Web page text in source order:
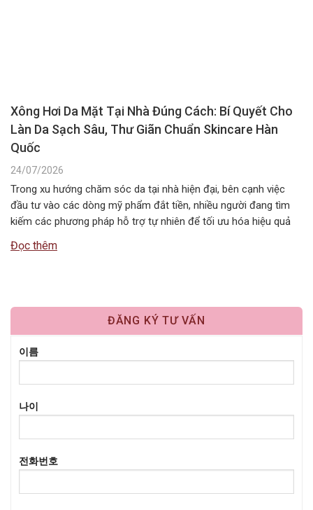
Xông Hơi Da Mặt Tại Nhà Đúng Cách: Bí Quyết Cho
Làn Da Sạch Sâu, Thư Giãn Chuẩn Skincare Hàn
Quốc
24/07/2026
Trong xu hướng chăm sóc da tại nhà hiện đại, bên cạnh việc
đầu tư vào các dòng mỹ phẩm đắt tiền, nhiều người đang tìm
kiếm các phương pháp hỗ trợ tự nhiên để tối ưu hóa hiệu quả
mang lại cảm…
Đọc thêm
ĐĂNG KÝ TƯ VẤN
이름
나이
전화번호